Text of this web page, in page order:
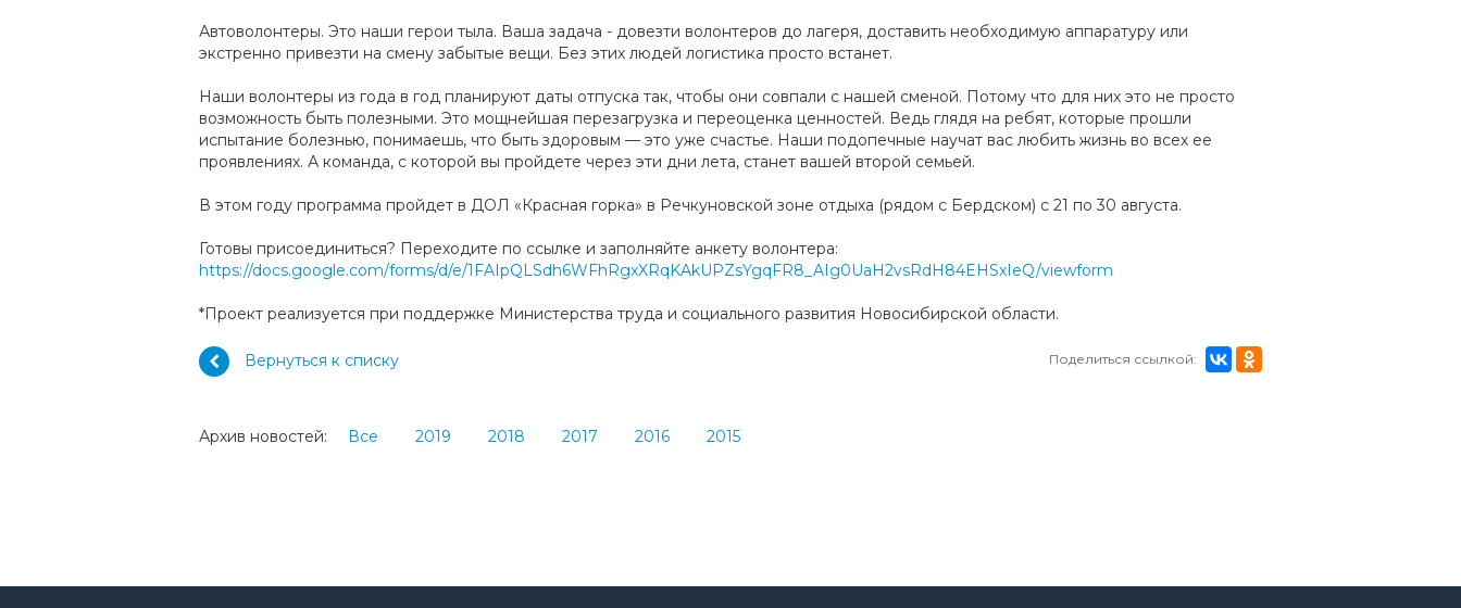
Автоволонтеры. Это наши герои тыла. Ваша задача - довезти волонтеров до лагеря, доставить необходимую аппаратуру или
экстренно привезти на смену забытые вещи. Без этих людей логистика просто встанет.
Наши волонтеры из года в год планируют даты отпуска так, чтобы они совпали с нашей сменой. Потому что для них это не просто
возможность быть полезными. Это мощнейшая перезагрузка и переоценка ценностей. Ведь глядя на ребят, которые прошли
испытание болезнью, понимаешь, что быть здоровым — это уже счастье. Наши подопечные научат вас любить жизнь во всех ее
проявлениях. А команда, с которой вы пройдете через эти дни лета, станет вашей второй семьей.
В этом году программа пройдет в ДОЛ «Красная горка» в Речкуновской зоне отдыха (рядом с Бердском) с 21 по 30 августа.
Готовы присоединиться? Переходите по ссылке и заполняйте анкету волонтера:
https://docs.google.com/forms/d/e/1FAIpQLSdh6WFhRgxXRqKAkUPZsYgqFR8_AIg0UaH2vsRdH84EHSxIeQ/viewform
*Проект реализуется при поддержке Министерства труда и социального развития Новосибирской области.
Поделиться ссылкой:
Вернуться к списку
Архив новостей: Все 2019 2018 2017 2016 2015